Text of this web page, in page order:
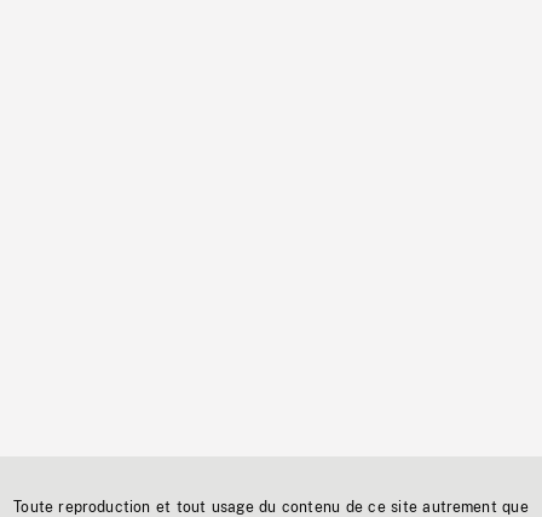
Toute reproduction et tout usage du contenu de ce site autrement que